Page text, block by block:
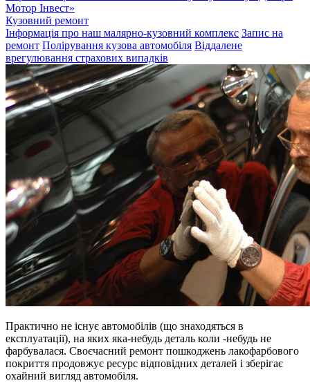
Мотор Інвест»
Кузовний ремонт
Інформація про наш малярно-кузовний комплекс Запис на
ремонт Полірування кузова автомобіля Віддалене
врегулювання страхових випадків
Практично не існує автомобілів (що знаходяться в
експлуатації), на яких яка-небудь деталь коли -небудь не
фарбувалася. Своєчасний ремонт пошкоджень лакофарбового
покриття продовжує ресурс відповідних деталей і зберігає
охайний вигляд автомобіля.